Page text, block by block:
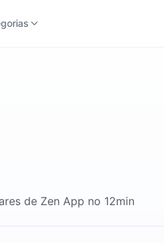
de Zen App no 12min